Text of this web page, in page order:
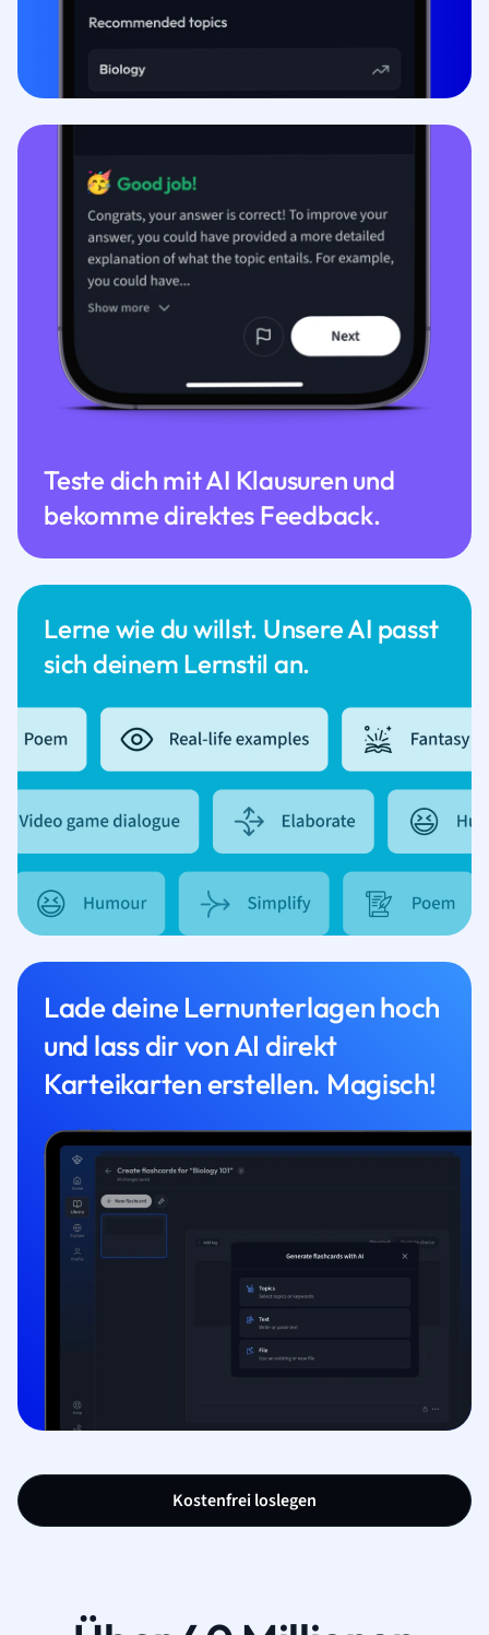
Lerne wie du willst. Unsere AI passt
sich deinem Lernstil an.
Teste dich mit AI Klausuren und
bekomme direktes Feedback.
Lade deine Lernunterlagen hoch
und lass dir von AI direkt
Karteikarten erstellen. Magisch!
Kostenfrei loslegen